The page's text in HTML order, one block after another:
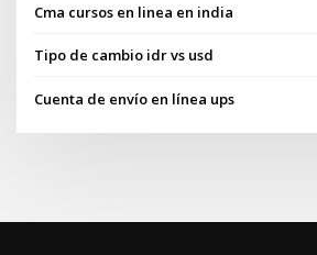
Cma cursos en linea en india
Tipo de cambio idr vs usd
Cuenta de envío en línea ups